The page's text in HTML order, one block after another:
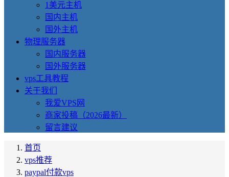
1美元主机
国内主机
国外主机
物理服务器
国内服务器
国外服务器
vps工具教程
关于我们
我爱VPS网
商家投稿（2026最新）
留言建议
首页
vps推荐
paypal付款vps